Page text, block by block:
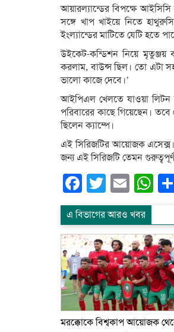
আয়ারল্যান্ডের বিপক্ষে
সঙ্গে খাপ খাইয়ে নিতে
ইংল্যান্ডের মাটিতে যেটি হতে
উইকেট-কন্ডিশন নিয়ে
করলাম, বাউন্স ছিল। তো এটা
ভালো কাজে দেবে।’
আইপিএল খেলতে যাওয়া লিটন
পরিবারের কাছে গিয়েছেন।
ছিলেন ক্যাম্পে।
এই সিরিজটির আয়োজক এসেক্স।
জন্য এই সিরিজটি তেমন
Facebook
Twitter
এ বিভাগের আরও খবর
মরক্কোকে বিশ্বকাপ আয়োজক